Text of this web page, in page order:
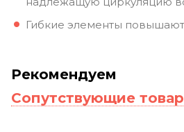
Гибкие элементы
Рекомендуем
Сопутствующие